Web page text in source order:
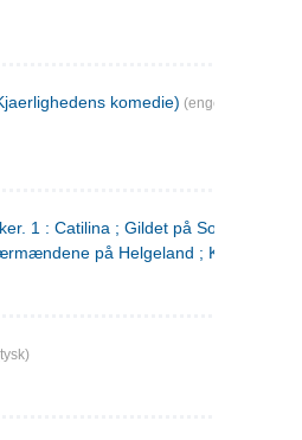
komedie) (engelsk)
1 : Catilina ; Gildet på Solhaug ; Fru
på Helgeland ;